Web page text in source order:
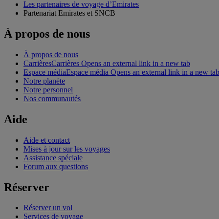
Les partenaires de voyage d’Emirates
Partenariat Emirates et SNCB
À propos de nous
À propos de nous
CarrièresCarrières Opens an external link in a new tab
Espace médiaEspace média Opens an external link in a new tab
Notre planète
Notre personnel
Nos communautés
Aide
Aide et contact
Mises à jour sur les voyages
Assistance spéciale
Forum aux questions
Réserver
Réserver un vol
Services de voyage